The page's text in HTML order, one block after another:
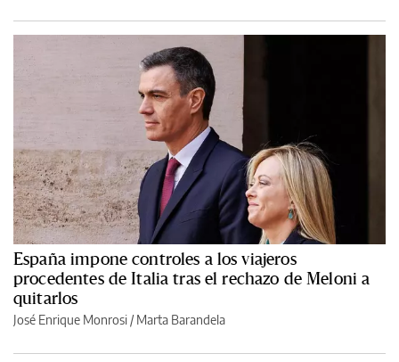
España impone controles a los viajeros
procedentes de Italia tras el rechazo de Meloni a
quitarlos
José Enrique Monrosi / Marta Barandela